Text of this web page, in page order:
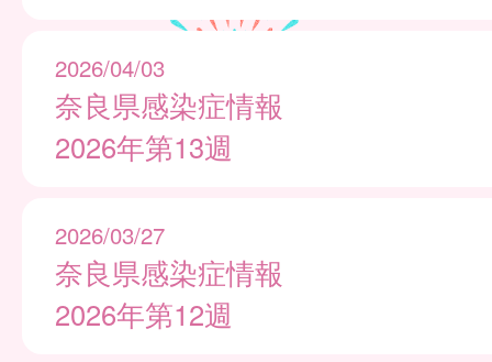
2026/04/03
奈良県感染症情報
2026年第13週
2026/03/27
奈良県感染症情報
2026年第12週